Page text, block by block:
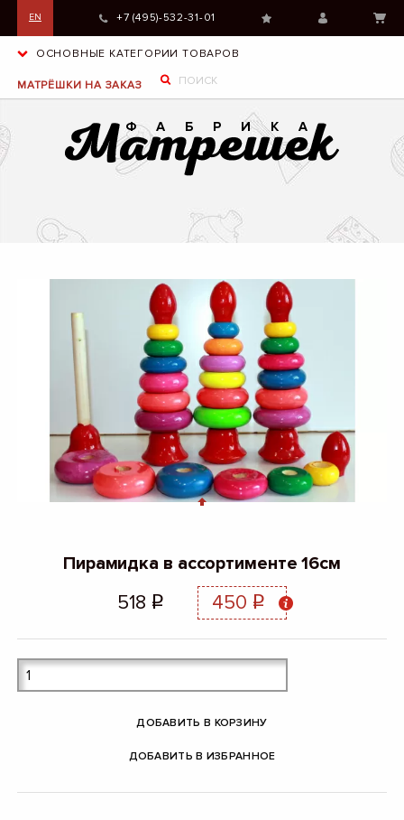
EN +7 (495)-532-31-01
ОСНОВНЫЕ КАТЕГОРИИ ТОВАРОВ
МАТРЁШКИ НА ЗАКАЗ
Пирамидка в ассортименте 16см
518 q 450 q
ДОБАВИТЬ В КОРЗИНУ
ДОБАВИТЬ В ИЗБРАННОЕ